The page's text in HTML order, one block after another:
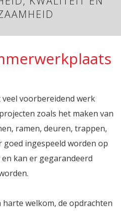
voorbereidend werk
zoals het maken van
ramen, deuren, trappen,
goed ingespeeld worden op
kan er gegarandeerd
welkom, de opdrachten